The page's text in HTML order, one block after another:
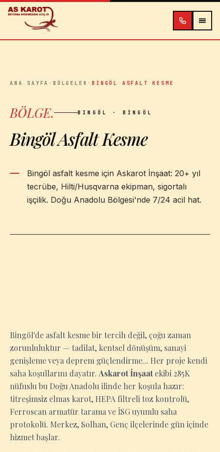
İçeriğe atla
ANA SAYFA ·BÖLGELER ·BINGÖL ASFALT KESME
BÖLGE. BINGÖL · BINGÖL
Bingöl Asfalt Kesme
Bingöl asfalt kesme için Askarot İnşaat: 20+ yıl
tecrübe, Hilti/Husqvarna ekipman, sigortalı
işçilik. Doğu Anadolu Bölgesi'nde 7/24 acil hat.
Bingöl'de asfalt kesme bir tercih değil, çoğu zaman
zorunluluktur — tadilat, kentsel dönüşüm, sanayi
genişleme veya deprem güçlendirme... Her proje kendi
saha koşullarını dayatır. Askarot İnşaatekibi 285K
nüfuslu bu Doğu Anadolu ilinde her koşula hazır:
titreşimsiz elmas karot, HEPA filtreli toz kontrolü,
Ferroscan armatür tarama ve İSG uyumlu saha
protokolü. Merkez, Solhan, Genç ilçelerinde gün içinde
hizmet başlar.